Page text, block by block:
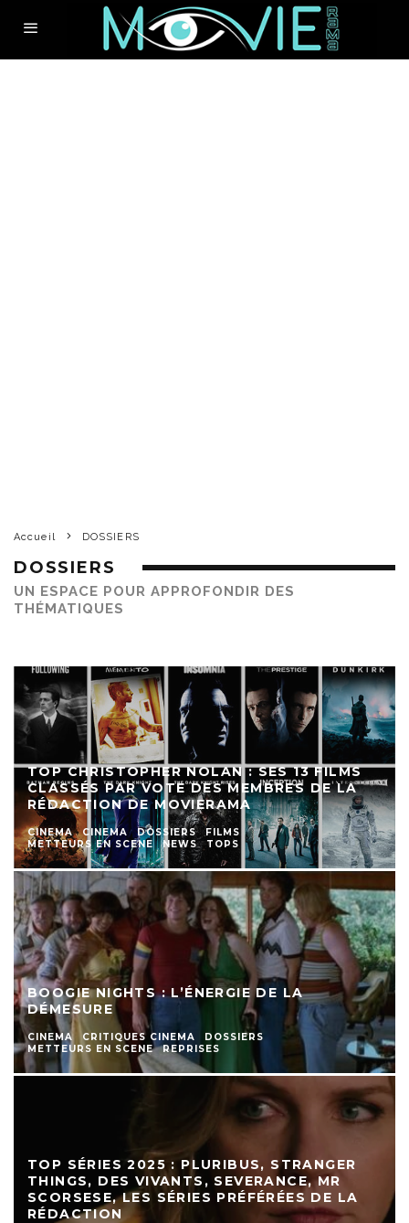
Accueil DOSSIERS
DOSSIERS
UN ESPACE POUR APPROFONDIR DES
THÉMATIQUES
TOP CHRISTOPHER NOLAN : SES 13 FILMS
CLASSÉS PAR VOTE DES MEMBRES DE LA
RÉDACTION DE MOVIERAMA
CINEMA CINEMA DOSSIERS
FILMS
METTEURS EN SCENE
NEWS TOPS
BOOGIE NIGHTS : L’ÉNERGIE DE LA
DÉMESURE
CINEMA CRITIQUES CINEMA
DOSSIERS
METTEURS EN SCENE
REPRISES
TOP SÉRIES 2025 : PLURIBUS, STRANGER
THINGS, DES VIVANTS, SEVERANCE, MR
SCORSESE, LES SÉRIES PRÉFÉRÉES DE LA
RÉDACTION